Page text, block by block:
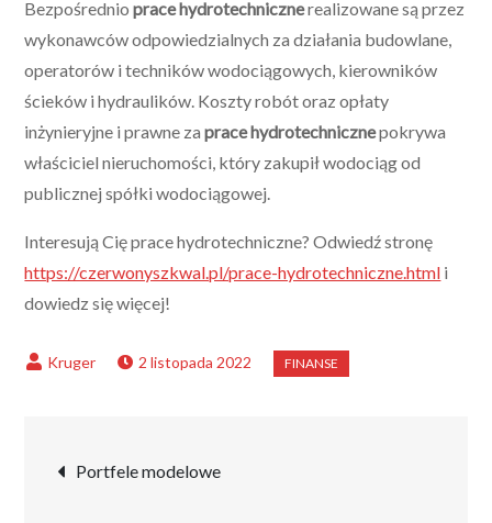
Bezpośrednioprace hydrotechnicznerealizowane są przez
wykonawców odpowiedzialnych za działania budowlane,
operatorów i techników wodociągowych, kierowników
ścieków i hydraulików. Koszty robót oraz opłaty
inżynieryjne i prawne zaprace hydrotechnicznepokrywa
właściciel nieruchomości, który zakupił wodociąg od
publicznej spółki wodociągowej.
Interesują Cię prace hydrotechniczne? Odwiedź stronę
https://czerwonyszkwal.pl/prace-hydrotechniczne.html i
dowiedz się więcej!
2 listopada 2022
Nawigacja
Portfele modelowe